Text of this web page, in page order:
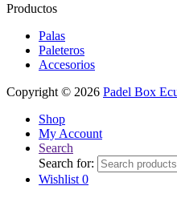
Productos
Palas
Paleteros
Accesorios
Copyright © 2026 Padel Box
Shop
My Account
Search
Search for:
Wishlist 0